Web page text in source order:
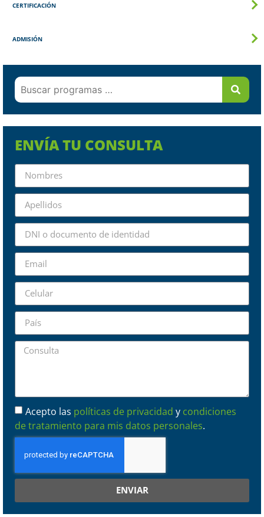
CERTIFICACIÓN
ADMISIÓN
ENVÍA TU CONSULTA
Acepto las políticas de privacidad y condiciones
de tratamiento para mis datos personales.
ENVIAR